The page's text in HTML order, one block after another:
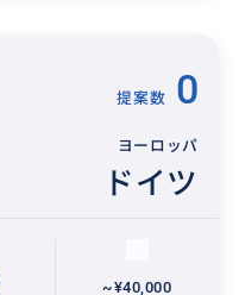
提案数 0
ヨーロッパ
ドイツ
~¥40,000